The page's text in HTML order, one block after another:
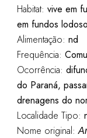
Habitat: vive em
em fundos
Alimentação: nd
Frequência:
Ocorrência:
do Paraná,
drenagens do
Localidade Tipo:
Nome original: